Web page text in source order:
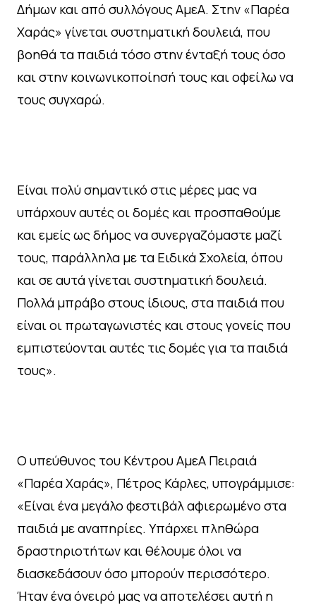
Δήμων και από συλλόγους ΑμεΑ. Στην «Παρέα
Χαράς» γίνεται συστηματική δουλειά, που
βοηθά τα παιδιά τόσο στην ένταξή τους όσο
και στην κοινωνικοποίησή τους και οφείλω να
τους συγχαρώ.
Είναι πολύ σημαντικό στις μέρες μας να
υπάρχουν αυτές οι δομές και προσπαθούμε
και εμείς ως δήμος να συνεργαζόμαστε μαζί
τους, παράλληλα με τα Ειδικά Σχολεία, όπου
και σε αυτά γίνεται συστηματική δουλειά.
Πολλά μπράβο στους ίδιους, στα παιδιά που
είναι οι πρωταγωνιστές και στους γονείς που
εμπιστεύονται αυτές τις δομές για τα παιδιά
τους».
Ο υπεύθυνος του Κέντρου ΑμεΑ Πειραιά
«Παρέα Χαράς», Πέτρος Κάρλες, υπογράμμισε:
«Είναι ένα μεγάλο φεστιβάλ αφιερωμένο στα
παιδιά με αναπηρίες. Υπάρχει πληθώρα
δραστηριοτήτων και θέλουμε όλοι να
διασκεδάσουν όσο μπορούν περισσότερο.
Ήταν ένα όνειρό μας να αποτελέσει αυτή η